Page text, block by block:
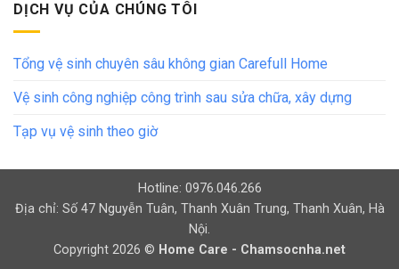
DỊCH VỤ CỦA CHÚNG TÔI
Tổng vệ sinh chuyên sâu không gian Carefull Home
Vệ sinh công nghiệp công trình sau sửa chữa, xây dựng
Tạp vụ vệ sinh theo giờ
Hotline: 0976.046.266
Địa chỉ: Số 47 Nguyễn Tuân, Thanh Xuân Trung, Thanh Xuân, Hà
Nội.
Copyright 2026 © Home Care - Chamsocnha.net